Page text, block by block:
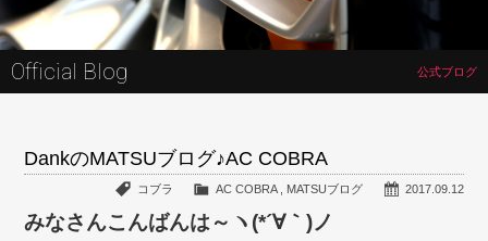
Official Blog 公式ブログ
DankのMATSUブログ♪AC COBRA
2017.09.12
AC COBRA, MATSUブログ
コブラ
みなさんこんばんは～ヽ(*´∀｀)ノ